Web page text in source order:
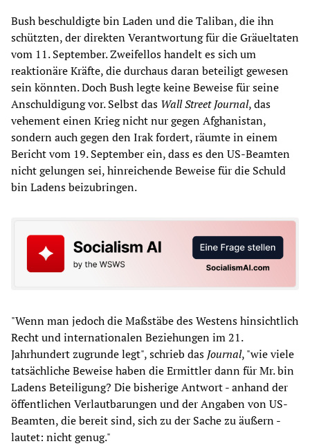
Bush beschuldigte bin Laden und die Taliban, die ihn
schützten, der direkten Verantwortung für die Gräueltaten
vom 11. September. Zweifellos handelt es sich um
reaktionäre Kräfte, die durchaus daran beteiligt gewesen
sein könnten. Doch Bush legte keine Beweise für seine
Anschuldigung vor. Selbst das Wall Street Journal, das
vehement einen Krieg nicht nur gegen Afghanistan,
sondern auch gegen den Irak fordert, räumte in einem
Bericht vom 19. September ein, dass es den US-Beamten
nicht gelungen sei, hinreichende Beweise für die Schuld
bin Ladens beizubringen.
"Wenn man jedoch die Maßstäbe des Westens hinsichtlich
Recht und internationalen Beziehungen im 21.
Jahrhundert zugrunde legt", schrieb das Journal, "wie viele
tatsächliche Beweise haben die Ermittler dann für Mr. bin
Ladens Beteiligung? Die bisherige Antwort - anhand der
öffentlichen Verlautbarungen und der Angaben von US-
Beamten, die bereit sind, sich zu der Sache zu äußern -
lautet: nicht genug."